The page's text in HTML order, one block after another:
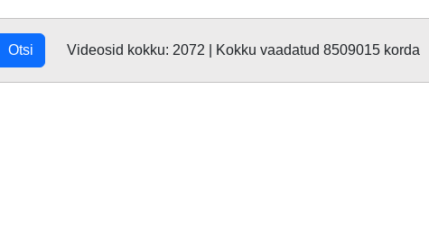
Otsi Videosid kokku: 2072 | Kokku vaadatud 8509015 korda